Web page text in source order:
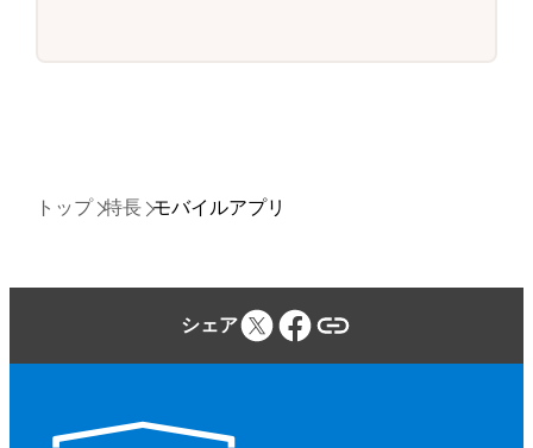
トップ 特長 モバイルアプリ
シェア